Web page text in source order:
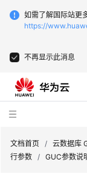
如需了解国际站更
https://
不再显示此消息
文档首页 / 云数据库
行参数 / GUC参数说